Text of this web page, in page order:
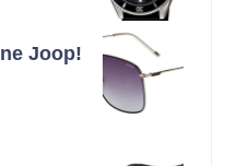
Joop!